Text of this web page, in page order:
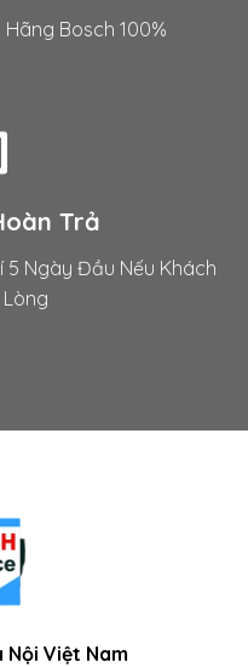
Hãng Bosch 100%
Trả
5 Ngày Đầu Nếu Khách
Nội Việt Nam